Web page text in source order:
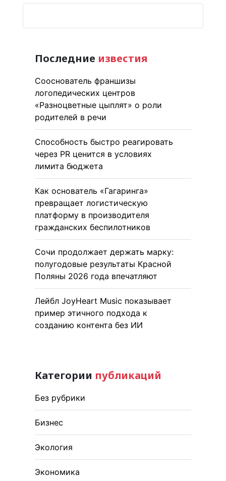
Последние известия
Сооснователь франшизы
логопедических центров
«Разноцветные цыплят» о роли
родителей в речи
Способность быстро реагировать
через PR ценится в условиях
лимита бюджета
Как основатель «Гагаринга»
превращает логистическую
платформу в производителя
гражданских беспилотников
Сочи продолжает держать марку:
полугодовые результаты Красной
Поляны 2026 года впечатляют
Лейбл JoyHeart Music показывает
пример этичного подхода к
созданию контента без ИИ
Категории публикаций
Без рубрики
Бизнес
Экология
Экономика